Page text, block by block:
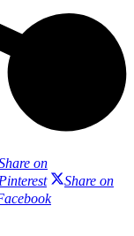
on
Share on